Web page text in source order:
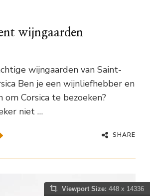
wijngaarden
wijngaarden van Saint-
Ben je een wijnliefhebber en
om Corsica te bezoeken?
niet …
SHARE
Viewport Size: 448 x 14336